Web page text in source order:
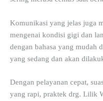
Komunikasi yang jelas juga
mengenai kondisi gigi dan
dengan bahasa yang mudah
yang sedang dan akan
Dengan pelayanan cepat,
yang rapi, praktek drg. Lilik